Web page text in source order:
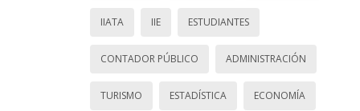
IIATA IIE ESTUDIANTES
CONTADOR PÚBLICO ADMINISTRACIÓN
TURISMO ESTADÍSTICA ECONOMÍA